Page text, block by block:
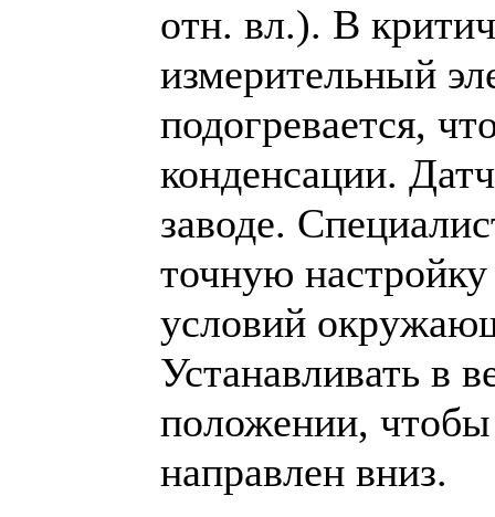
отн. вл.). В
измерительный
подогревается,
конденсации.
заводе.
точную
условий
Устанавливать в
положении,
направлен вниз.